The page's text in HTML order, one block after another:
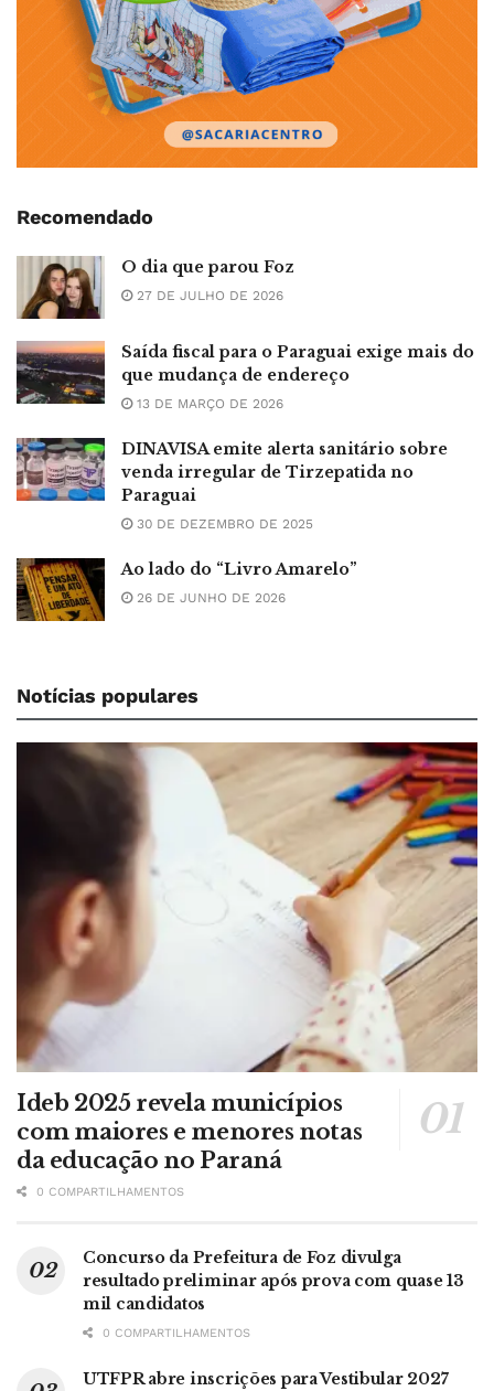
Recomendado
O dia que parou Foz
27 DE JULHO DE 2026
Saída fiscal para o Paraguai exige mais do
que mudança de endereço
13 DE MARÇO DE 2026
DINAVISA emite alerta sanitário sobre
venda irregular de Tirzepatida no
Paraguai
30 DE DEZEMBRO DE 2025
Ao lado do “Livro Amarelo”
26 DE JUNHO DE 2026
Notícias populares
Ideb 2025 revela municípios
com maiores e menores notas
da educação no Paraná
0 COMPARTILHAMENTOS
Concurso da Prefeitura de Foz divulga
resultado preliminar após prova com quase 13
mil candidatos
0 COMPARTILHAMENTOS
UTFPR abre inscrições para Vestibular 2027